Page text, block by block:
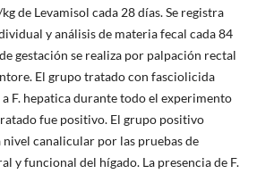
de Levamisol cada 28 días. Se registra
y análisis de materia fecal cada 84
gestación se realiza por palpación rectal
El grupo tratado con fasciolicida
F. hepatica durante todo el experimento
fue positivo. El grupo positivo
nivel canalicular por las pruebas de
y funcional del hígado. La presencia de F.